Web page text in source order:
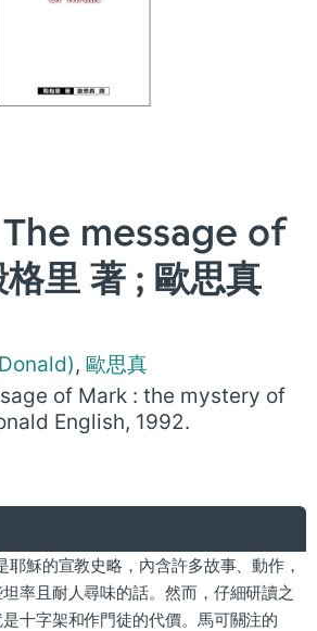
The message of
里 著 ; 歐思真
, 歐思真
of Mark : the mystery of
English, 1992.
耶穌的宣教史略，內含許多故事、動作，
率且耐人尋味的話。然而，仔細研讀之
十字架和作門徒的代價。馬可關注的